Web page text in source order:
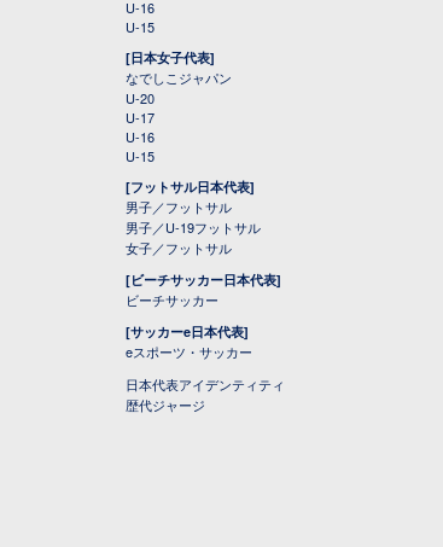
U-16
U-15
[日本女子代表]
なでしこジャパン
U-20
U-17
U-16
U-15
[フットサル日本代表]
男子／フットサル
男子／U-19フットサル
女子／フットサル
[ビーチサッカー日本代表]
ビーチサッカー
[サッカーe日本代表]
eスポーツ・サッカー
日本代表アイデンティティ
歴代ジャージ